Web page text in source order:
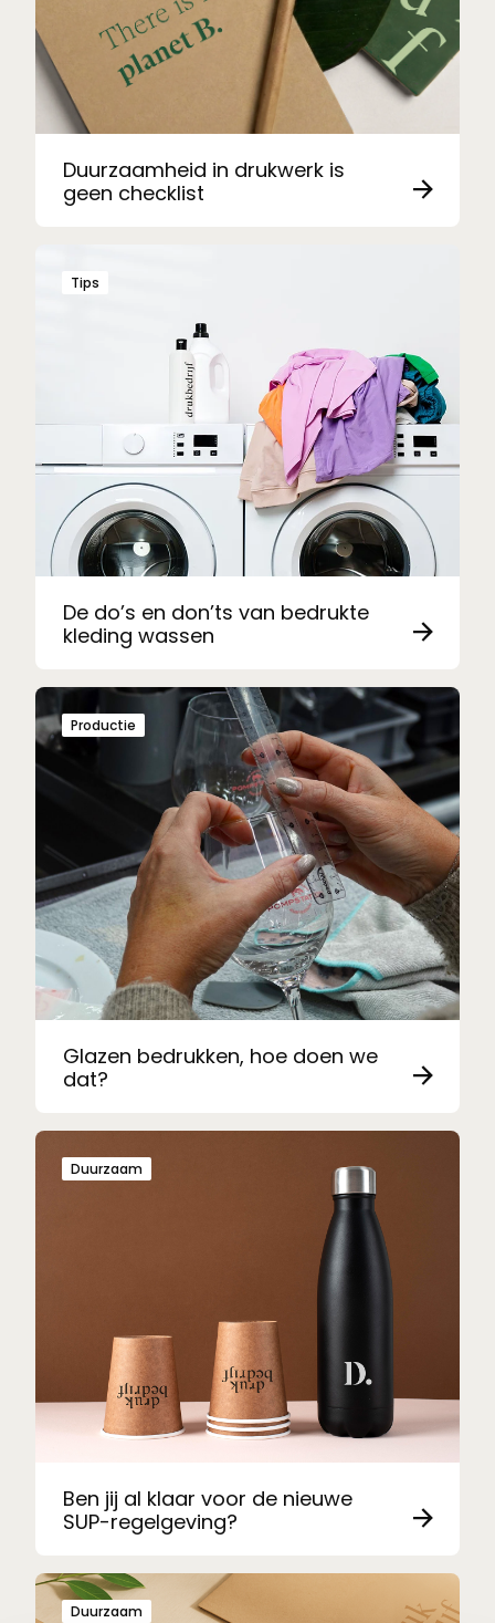
Duurzaamheid in drukwerk is
geen checklist
De do’s en don’ts van bedrukte
kleding wassen
Tips
Glazen bedrukken, hoe doen we
dat?
Productie
Ben jij al klaar voor de nieuwe
SUP-regelgeving?
Duurzaam
Duurzaam